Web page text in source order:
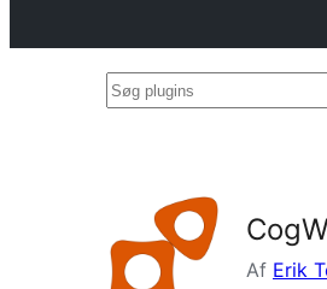
Søg
Af Erik